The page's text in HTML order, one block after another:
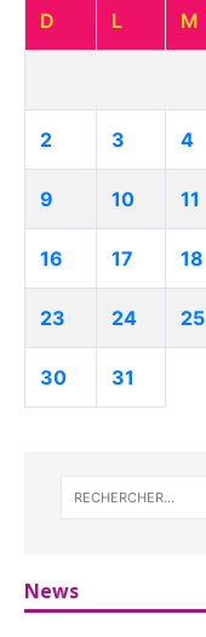
D L M
2 3 4
9 10 11
16 17 18
23 24 25
30 31
News